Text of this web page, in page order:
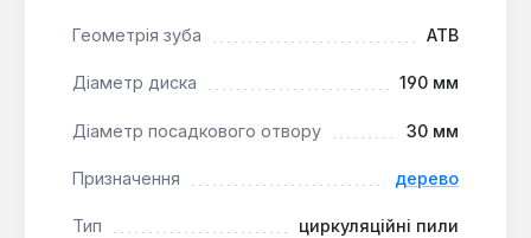
Геометрія зуба ATB
Діаметр диска 190 мм
Діаметр посадкового отвору 30 мм
Призначення дерево
Тип циркуляційні пили